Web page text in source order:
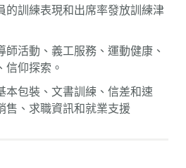
的訓練表現和出席率發放訓練津
師活動、義工服務、運動健康、
信仰探索。
本包裝、文書訓練、信差和速
售、求職資訊和就業支援